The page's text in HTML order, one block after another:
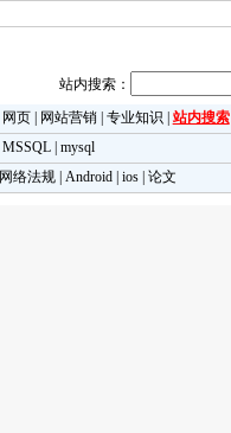
站内搜索：
网页| 网站营销| 专业知识
站内搜索
MSSQL| mysql
网络法规| Android| ios| 论文